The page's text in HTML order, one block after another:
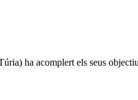
ha acomplert els seus